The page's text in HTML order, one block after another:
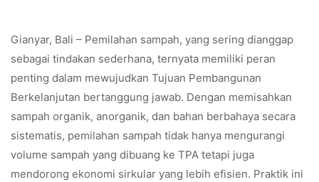
Gianyar, Bali – Pemilahan sampah, yang sering dianggap
sebagai tindakan sederhana, ternyata memiliki peran
penting dalam mewujudkan Tujuan Pembangunan
Berkelanjutan bertanggung jawab. Dengan memisahkan
sampah organik, anorganik, dan bahan berbahaya secara
sistematis, pemilahan sampah tidak hanya mengurangi
volume sampah yang dibuang ke TPA tetapi juga
mendorong ekonomi sirkular yang lebih efisien. Praktik ini